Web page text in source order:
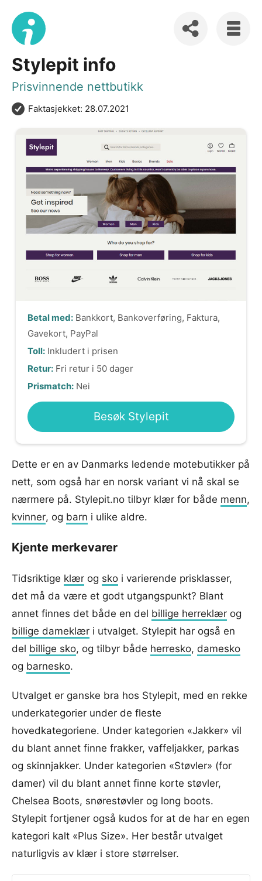
Stylepit info
Prisvinnende nettbutikk
Faktasjekket: 28.07.2021
Betal med: Bankkort, Bankoverføring, Faktura,
Gavekort, PayPal
Toll: Inkludert i prisen
Retur: Fri retur i 50 dager
Prismatch: Nei
Besøk Stylepit
Dette er en av Danmarks ledende motebutikker på
nett, som også har en norsk variant vi nå skal se
nærmere på. Stylepit.no tilbyr klær for både menn,
kvinner, og barn i ulike aldre.
Kjente merkevarer
Tidsriktige klær og sko i varierende prisklasser,
det må da være et godt utgangspunkt? Blant
annet finnes det både en del billige herreklær og
billige dameklær i utvalget. Stylepit har også en
del billige sko, og tilbyr både herresko, damesko
og barnesko.
Utvalget er ganske bra hos Stylepit, med en rekke
underkategorier under de fleste
hovedkategoriene. Under kategorien «Jakker» vil
du blant annet finne frakker, vaffeljakker, parkas
og skinnjakker. Under kategorien «Støvler» (for
damer) vil du blant annet finne korte støvler,
Chelsea Boots, snørestøvler og long boots.
Stylepit fortjener også kudos for at de har en egen
kategori kalt «Plus Size». Her består utvalget
naturligvis av klær i store størrelser.